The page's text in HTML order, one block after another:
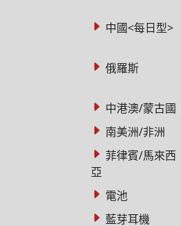
中國<每日型>
俄羅斯
中港澳/蒙古國
南美洲/非洲
菲律賓/馬來西
亞
電池
藍芽耳機